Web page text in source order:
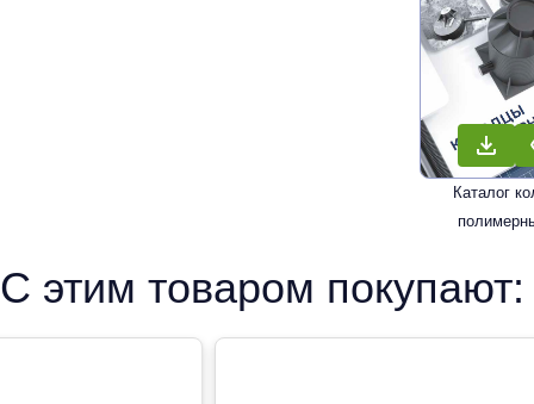
Каталог
С этим товаром покупают: